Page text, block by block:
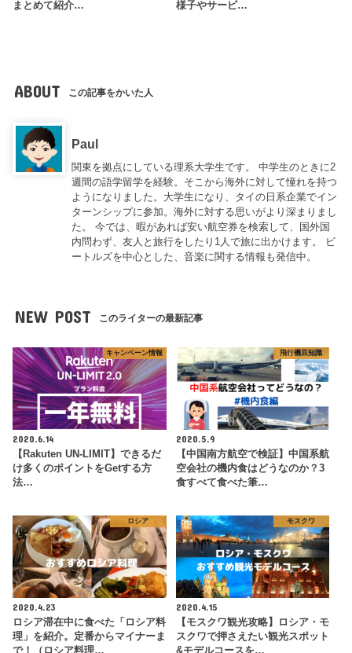
まとめて紹介…
様子やサービ…
ABOUT この記事をかいた人
Paul
関東を拠点にしている理系大学生です。 中学生のときに2
週間の語学留学を経験。そこから海外に対して憧れを持つ
ようになりました。大学生になり、タイの日系企業でイン
ターンシップに参加。海外に対する思いがより深まりまし
た。 今では、暇があれば安い航空券を検索して、国外国
内問わず、友人と旅行をしたり1人で旅に出かけます。 ビ
ートルズを中心とした、音楽に関する情報も発信中。
NEW POST このライターの最新記事
キャンペーン情報
2020.6.14
【Rakuten UN-LIMIT】できるだ
け多くのポイントをGetする方
法…
飛行機豆知識
2020.5.9
【中国南方航空で検証】中国系航
空会社の機内食はどうなのか？3
食すべて食べた筆…
ロシア
2020.4.23
ロシア滞在中に食べた「ロシア料
理」を紹介。定番からマイナーま
で！（ロシア料理…
モスクワ
2020.4.15
【モスクワ観光攻略】ロシア・モ
スクワで押さえたい観光スポット
&モデルコースを…